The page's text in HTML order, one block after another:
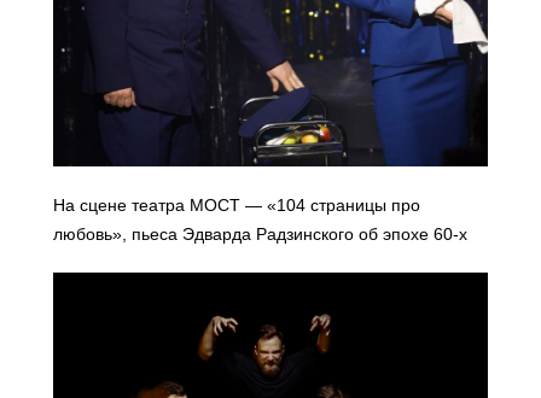
На сцене театра МОСТ — «104 страницы про
любовь», пьеса Эдварда Радзинского об эпохе 60-х